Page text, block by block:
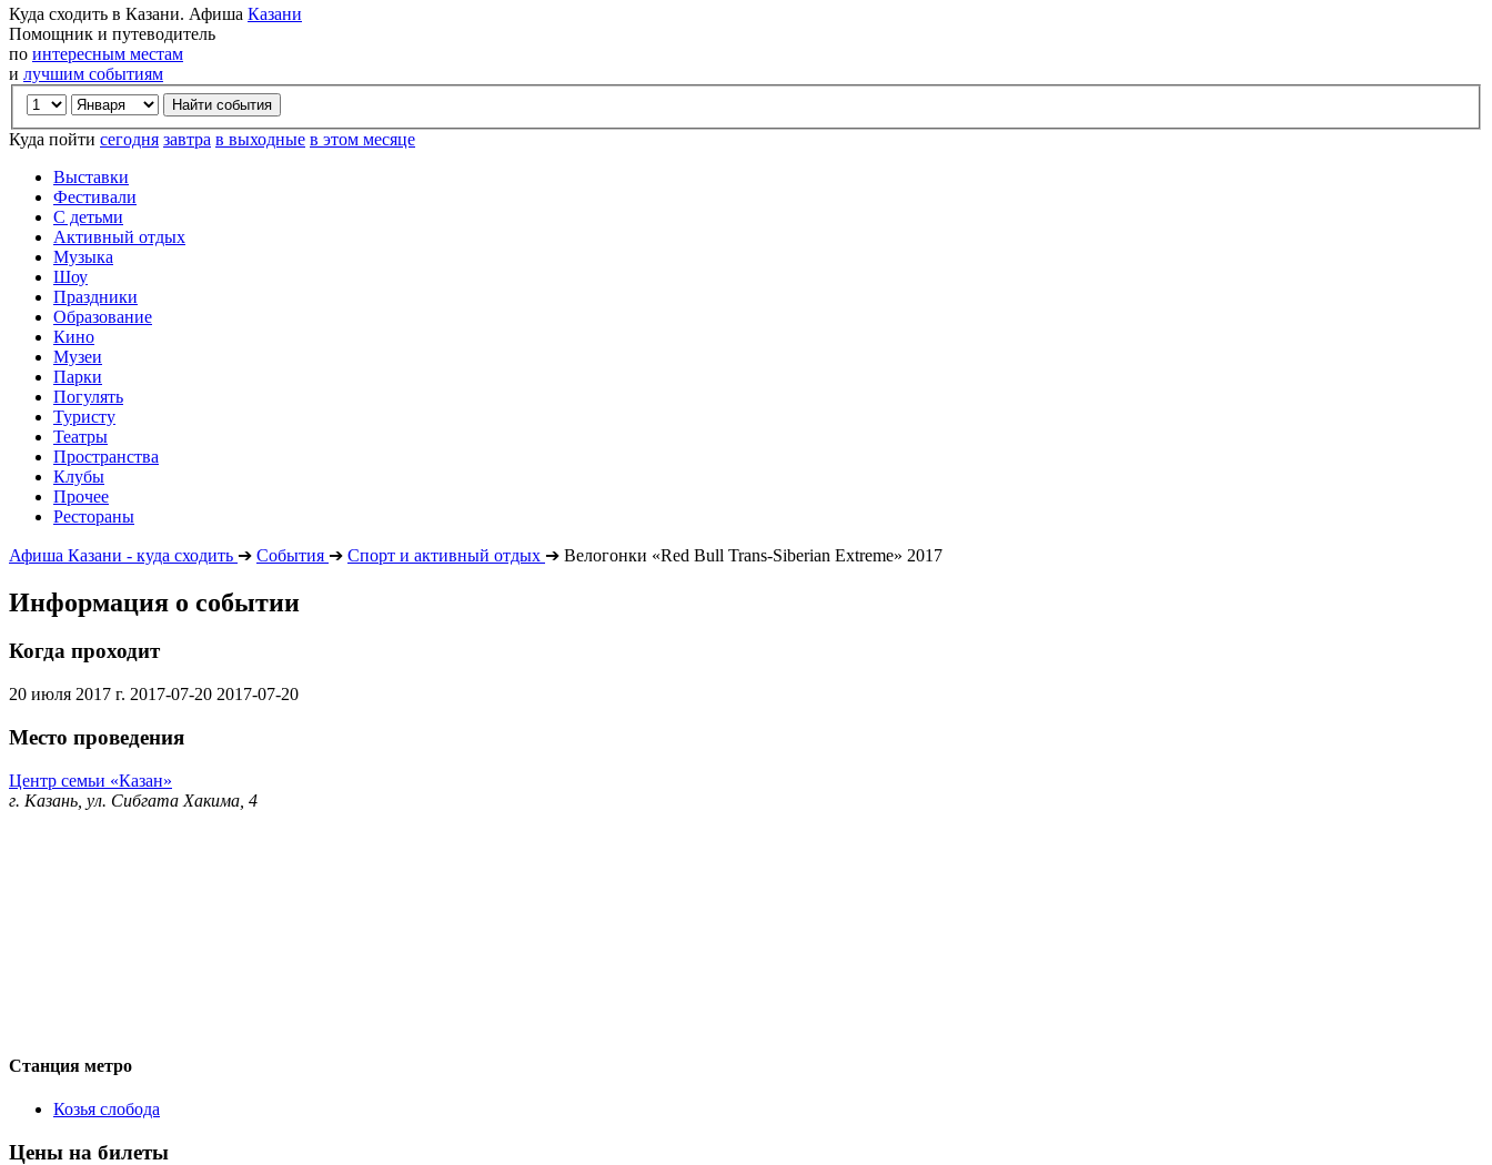
Куда сходить в Казани. Афиша Казани
Помощник и путеводитель
по интересным местам
и лучшим событиям
Куда пойти сегодня завтра в выходные в этом месяце
Выставки
Фестивали
С детьми
Активный отдых
Музыка
Шоу
Праздники
Образование
Кино
Музеи
Парки
Погулять
Туристу
Театры
Пространства
Клубы
Прочее
Рестораны
Афиша Казани - куда сходить ➔ События ➔ Спорт и активный отдых ➔ Велогонки «Red Bull Trans-Siberian Extreme» 2017
Информация о событии
Когда проходит
20 июля 2017 г. 2017-07-20 2017-07-20
Место проведения
Центр семьи «Казан»
г. Казань, ул. Сибгата Хакима, 4
Станция метро
Козья слобода
Цены на билеты